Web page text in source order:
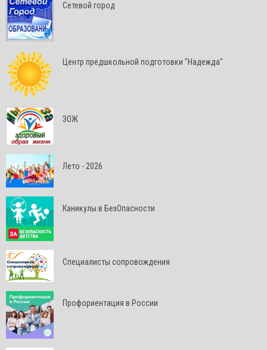
Сетевой город
Центр предшкольной подготовки "Надежда"
ЗОЖ
Лето - 2026
Каникулы в БезОпасности
Специалисты сопровождения
Профориентация в России